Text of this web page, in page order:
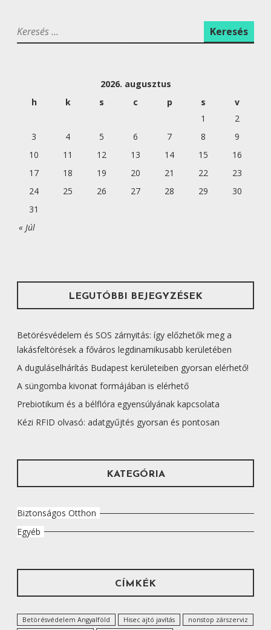
A
K
e
2026. augusztus
h
k s c p s v
« Júl
1
2
3
4 5 6 7 8
9
10
11 12 13 14 15
16
17
18 19 20 21 22
23
24
25 26 27 28 29
30
31
LEGUTÓBBI BEJEGYZÉSEK
Betörésvédelem és SOS zárnyitás: így előzhetők meg a
lakásfeltörések a főváros legdinamikusabb kerületében
A duguláselhárítás Budapest kerületeiben gyorsan elérhető!
A süngomba kivonat formájában is elérhető
Prebiotikum és a bélflóra egyensúlyának kapcsolata
Kézi RFID olvasó: adatgyűjtés gyorsan és pontosan
KATEGÓRIA
Biztonságos Otthon
Egyéb
CÍMKÉK
Betörésvédelem Angyalföld Hisec ajtó javítás
nonstop zárszerviz